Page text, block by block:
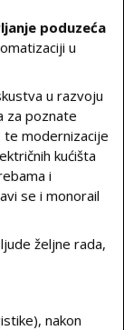
poduzeća
u
u razvoju
za poznate
te modernizacije
kućišta
i
se i monorail
željne rada,
nakon